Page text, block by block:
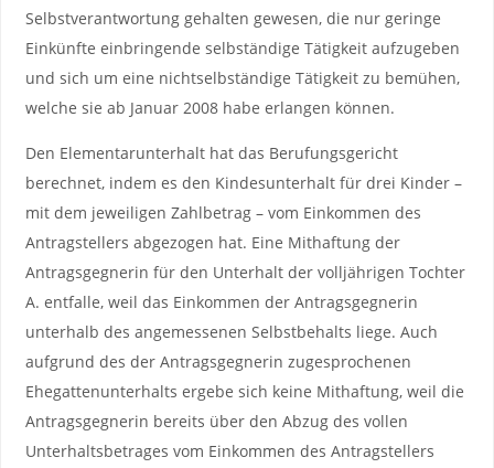
Selbstverantwortung gehalten gewesen, die nur geringe
Einkünfte einbringende selbständige Tätigkeit aufzugeben
und sich um eine nichtselbständige Tätigkeit zu bemühen,
welche sie ab Januar 2008 habe erlangen können.
Den Elementarunterhalt hat das Berufungsgericht
berechnet, indem es den Kindesunterhalt für drei Kinder –
mit dem jeweiligen Zahlbetrag – vom Einkommen des
Antragstellers abgezogen hat. Eine Mithaftung der
Antragsgegnerin für den Unterhalt der volljährigen Tochter
A. entfalle, weil das Einkommen der Antragsgegnerin
unterhalb des angemessenen Selbstbehalts liege. Auch
aufgrund des der Antragsgegnerin zugesprochenen
Ehegattenunterhalts ergebe sich keine Mithaftung, weil die
Antragsgegnerin bereits über den Abzug des vollen
Unterhaltsbetrages vom Einkommen des Antragstellers